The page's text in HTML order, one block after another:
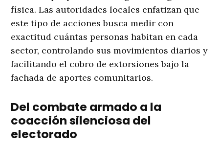
física. Las autoridades locales enfatizan que
este tipo de acciones busca medir con
exactitud cuántas personas habitan en cada
sector, controlando sus movimientos diarios y
facilitando el cobro de extorsiones bajo la
fachada de aportes comunitarios.
Del combate armado a la
coacción silenciosa del
electorado